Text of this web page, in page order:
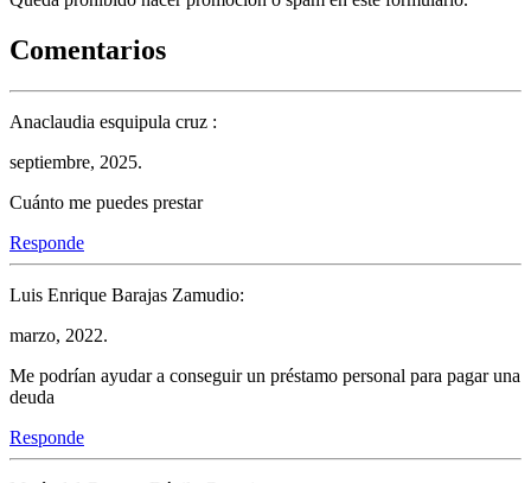
Comentarios
Anaclaudia esquipula cruz :
septiembre, 2025.
Cuánto me puedes prestar
Responde
Luis Enrique Barajas Zamudio:
marzo, 2022.
Me podrían ayudar a conseguir un préstamo personal para pagar una
deuda
Responde